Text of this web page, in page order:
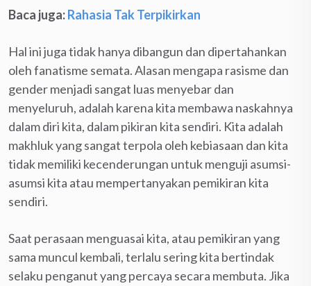
Baca juga:Rahasia Tak Terpikirkan
Hal ini juga tidak hanya dibangun dan dipertahankan
oleh fanatisme semata. Alasan mengapa rasisme dan
gender menjadi sangat luas menyebar dan
menyeluruh, adalah karena kita membawa naskahnya
dalam diri kita, dalam pikiran kita sendiri. Kita adalah
makhluk yang sangat terpola oleh kebiasaan dan kita
tidak memiliki kecenderungan untuk menguji asumsi-
asumsi kita atau mempertanyakan pemikiran kita
sendiri.
Saat perasaan menguasai kita, atau pemikiran yang
sama muncul kembali, terlalu sering kita bertindak
selaku penganut yang percaya secara membuta. Jika